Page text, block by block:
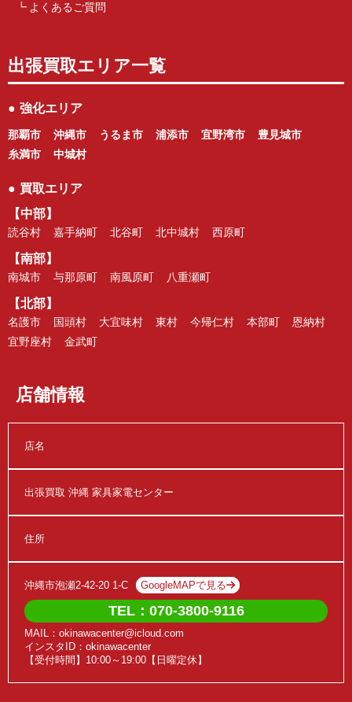
よくあるご質問
出張買取エリア一覧
● 強化エリア
那覇市 沖縄市 うるま市 浦添市 宜野湾市
豊見城市
糸満市
中城村
● 買取エリア
【中部】
読谷村 嘉手納町 北谷町 北中城村 西原町
【南部】
南城市 与那原町 南風原町 八重瀬町
【北部】
名護市 国頭村 大宜味村 東村 今帰仁村 本部町
恩納村
宜野座村
金武町
店舗情報
店名
出張買取 沖縄 家具家電センター
住所
沖縄市泡瀬2-42-20 1-C GoogleMAPで見る
TEL：070-3800-9116
MAIL：okinawacenter@icloud.com
インスタID：okinawacenter
【受付時間】10:00～19:00【日曜定休】